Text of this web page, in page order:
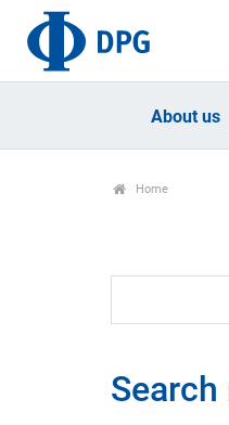
About us
Home